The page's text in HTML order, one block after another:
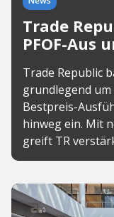
Trade
PFOF-Aus
Trade Republic
grundlegend
Bestpreis-
hinweg ein. Mit
greift TR